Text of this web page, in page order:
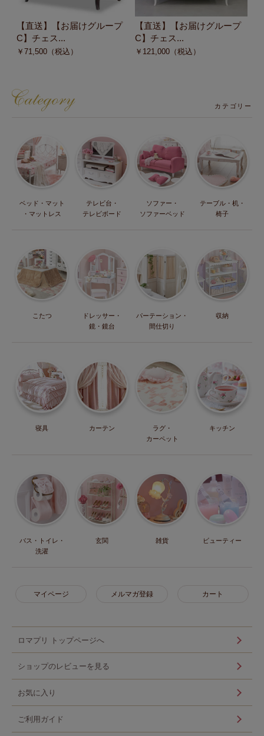
【直送】【お届けグループ
C】チェス...
￥71,500 （税込）
【直送】【お届けグループ
C】チェス...
￥ 121,000 （税込）
カテゴリー
ベッド・マット
・マットレス
テレビ台・
テレビボード
ソファー・
ソファーベッド
テーブル・机・
椅子
こたつ
ドレッサー・
鏡・鏡台
パーテーション・
間仕切り
収納
寝具 カーテン
ラグ・
カーペット
キッチン
バス・トイレ・
洗濯
玄関 雑貨 ビューティー
マイページ メルマガ登録 カート
ロマプリ トップページへ
ショップのレビューを見る
お気に入り
ご利用ガイド